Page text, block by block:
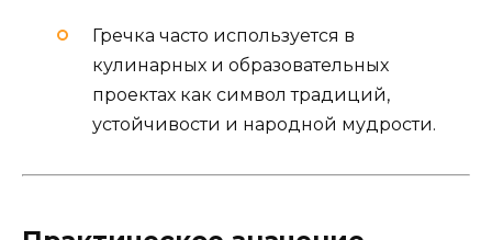
Гречка часто используется в
кулинарных и образовательных
проектах как символ традиций,
устойчивости и народной мудрости.